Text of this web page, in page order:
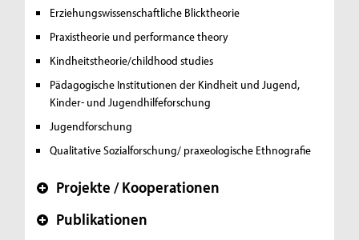
Erziehungswissenschaftliche Blicktheorie
Praxistheorie und performance theory
Kindheitstheorie/childhood studies
Pädagogische Institutionen der Kindheit und Jugend,
Kinder- und Jugendhilfeforschung
Jugendforschung
Qualitative Sozialforschung/ praxeologische Ethnografie
+ Projekte / Kooperationen
+ Publikationen